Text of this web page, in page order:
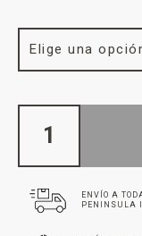
ENVÍO A
PENINSULA